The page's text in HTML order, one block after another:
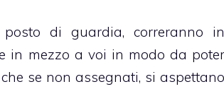
di guardia, correranno in
in mezzo a voi in modo da poter
se non assegnati, si aspettano